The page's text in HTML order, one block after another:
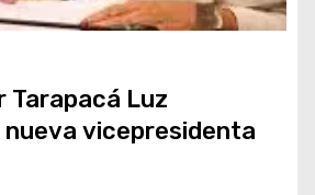
Tarapacá Luz
nueva vicepresidenta